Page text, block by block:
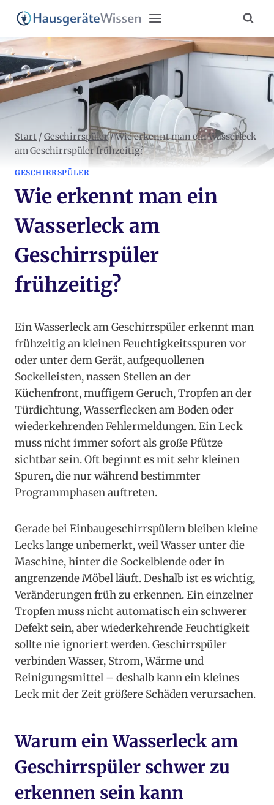
Zum
Inhalt
springen
Start / Geschirrspüler/Wie erkennt man ein Wasserleck
am Geschirrspüler frühzeitig?
GESCHIRRSPÜLER
Wie erkennt man ein
Wasserleck am
Geschirrspüler
frühzeitig?
Ein Wasserleck am Geschirrspüler erkennt man
frühzeitig an kleinen Feuchtigkeitsspuren vor
oder unter dem Gerät, aufgequollenen
Sockelleisten, nassen Stellen an der
Küchenfront, muffigem Geruch, Tropfen an der
Türdichtung, Wasserflecken am Boden oder
wiederkehrenden Fehlermeldungen. Ein Leck
muss nicht immer sofort als große Pfütze
sichtbar sein. Oft beginnt es mit sehr kleinen
Spuren, die nur während bestimmter
Programmphasen auftreten.
Gerade bei Einbaugeschirrspülern bleiben kleine
Lecks lange unbemerkt, weil Wasser unter die
Maschine, hinter die Sockelblende oder in
angrenzende Möbel läuft. Deshalb ist es wichtig,
Veränderungen früh zu erkennen. Ein einzelner
Tropfen muss nicht automatisch ein schwerer
Defekt sein, aber wiederkehrende Feuchtigkeit
sollte nie ignoriert werden. Geschirrspüler
verbinden Wasser, Strom, Wärme und
Reinigungsmittel – deshalb kann ein kleines
Leck mit der Zeit größere Schäden verursachen.
Warum ein Wasserleck am
Geschirrspüler schwer zu
erkennen sein kann